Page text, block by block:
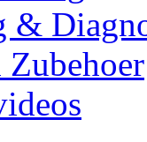
&